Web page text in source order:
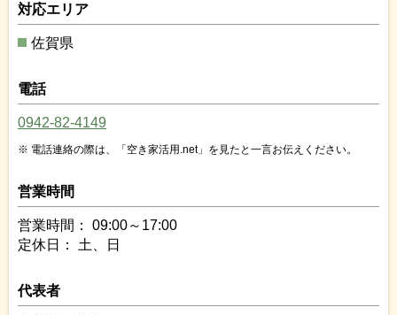
対応エリア
佐賀県
電話
0942-82-4149
電話連絡の際は、「空き家活用.net」を見たと一言お伝えください。
営業時間
営業時間： 09:00～17:00
定休日： 土、日
代表者